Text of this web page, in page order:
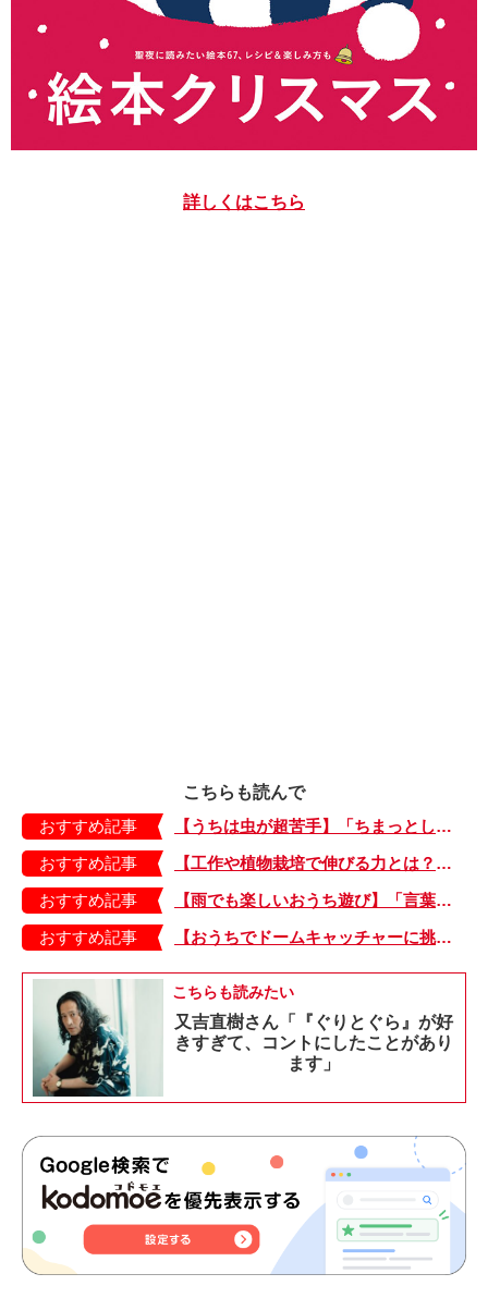
詳しくはこちら
こちらも読んで
おすすめ記事
【うちは虫が超苦手】「ちまっとした虫にも大騒ぎ！」「可愛い系の虫……でも逃げる！」教えて！ みんなの虫ギライエピソード
おすすめ記事
【工作や植物栽培で伸びる力とは？】「非認知能力」を養う、おうちで楽しむ創作あそび・おうちあそび図鑑5
おすすめ記事
【雨でも楽しいおうち遊び】「言葉あそび」で伸ばす表現力や想像力・おうちあそび図鑑4
おすすめ記事
【おうちでドームキャッチャーに挑戦だ】アンパンマン わくわくドームキャッチャー
こちらも読みたい
又吉直樹さん「『ぐりとぐら』が好
きすぎて、コントにしたことがあり
ます」